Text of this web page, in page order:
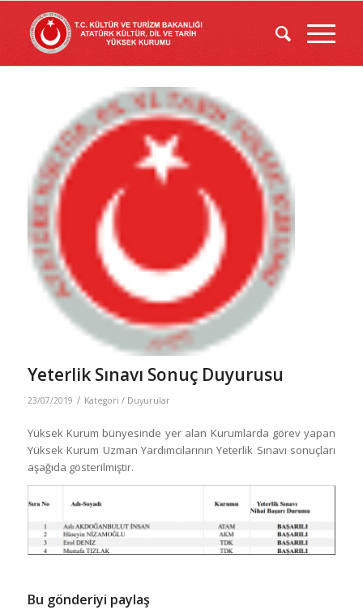
Yeterlik Sınavı Sonuç Duyurusu
23/07/2019 / Kategori / Duyurular
Yüksek Kurum bünyesinde yer alan Kurumlarda görev yapan
Yüksek Kurum Uzman Yardımcılarının Yeterlik Sınavı sonuçları
aşağıda gösterilmiştir.
Bu gönderiyi paylaş